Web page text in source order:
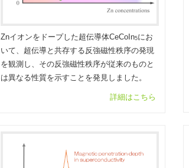
Znイオンをドープした超伝導体CeCoIn5にお
いて、超伝導と共存する反強磁性秩序の発現
を観測し、その反強磁性秩序が従来のものと
は異なる性質を示すことを発見しました。
詳細はこちら